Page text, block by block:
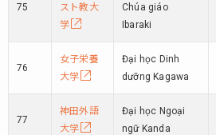
75
スト教大
学
Chúa giáo
Ibaraki
76
女子栄養
大学
Đại học Dinh
dưỡng Kagawa
77
神田外語
大学
Đại học Ngoại
ngữ Kanda